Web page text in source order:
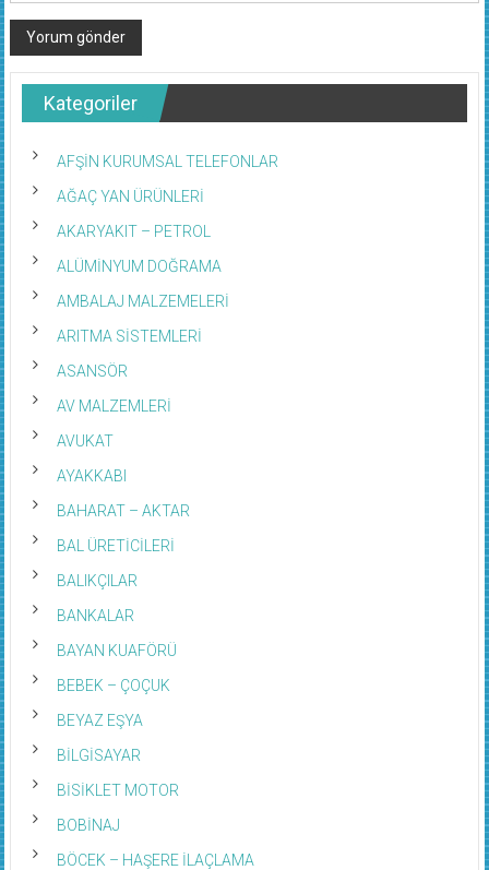
Kategoriler
AFŞİN KURUMSAL TELEFONLAR
AĞAÇ YAN ÜRÜNLERİ
AKARYAKIT – PETROL
ALÜMİNYUM DOĞRAMA
AMBALAJ MALZEMELERİ
ARITMA SİSTEMLERİ
ASANSÖR
AV MALZEMLERİ
AVUKAT
AYAKKABI
BAHARAT – AKTAR
BAL ÜRETİCİLERİ
BALIKÇILAR
BANKALAR
BAYAN KUAFÖRÜ
BEBEK – ÇOÇUK
BEYAZ EŞYA
BİLGİSAYAR
BİSİKLET MOTOR
BOBİNAJ
BÖCEK – HAŞERE İLAÇLAMA